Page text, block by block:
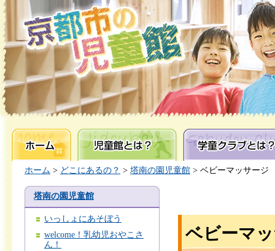
ホーム 児童館とは？ 学童クラブとは？
ホーム > どこにあるの？ > 塔南の園児童館 > ベビーマッサージ
塔南の園児童館
いっしょにあそぼう
welcome！乳幼児おやこさ
ん！
ベビーマ